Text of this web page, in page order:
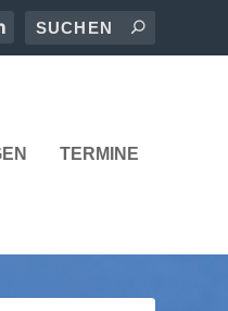
TERMINE